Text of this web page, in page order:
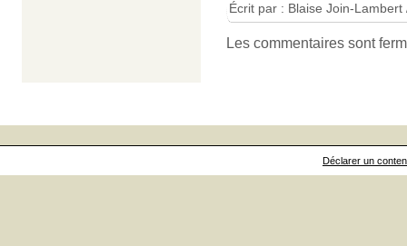
Écrit par : Blaise Join-
Les commentaires sont
Déclarer un